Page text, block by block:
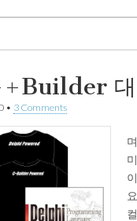
대
• 3 Comments